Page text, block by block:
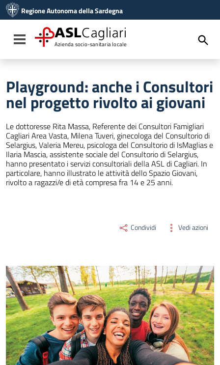
Vai al menu di navigazione
Vai al footer
Regione Autonoma della Sardegna
Toggle navigation
ASLCagliari
Azienda socio-sanitaria locale
Playground: anche i Consultori
nel progetto rivolto ai giovani
Le dottoresse Rita Massa, Referente dei Consultori Famigliari
Cagliari Area Vasta, Milena Tuveri, ginecologa del Consultorio di
Selargius, Valeria Mereu, psicologa del Consultorio di IsMaglias e
Ilaria Mascia, assistente sociale del Consultorio di Selargius,
hanno presentato i servizi consultoriali della ASL di Cagliari. In
particolare, hanno illustrato le attività dello Spazio Giovani,
rivolto a ragazzi/e di età compresa fra 14 e 25 anni.
Condividi Vedi azioni